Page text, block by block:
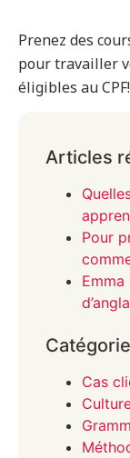
Prenez des
pour travailler
éligibles au CPF!
Articles
Pour
Cas